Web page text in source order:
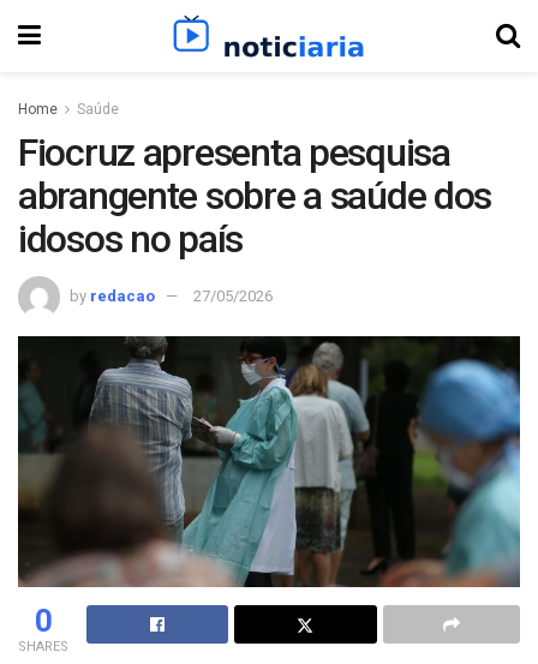
Home Saúde
Fiocruz apresenta pesquisa
abrangente sobre a saúde dos
idosos no país
by redacao 27/05/2026
0
SHARES